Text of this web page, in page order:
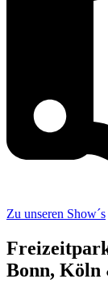
Zu unseren Show´s
Bonn,